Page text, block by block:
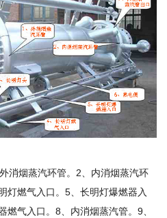
消烟蒸汽环管。2、内消烟蒸汽环
灯燃气入口。5、长明灯爆燃器入
燃气入口。8、内消烟蒸汽管。9、